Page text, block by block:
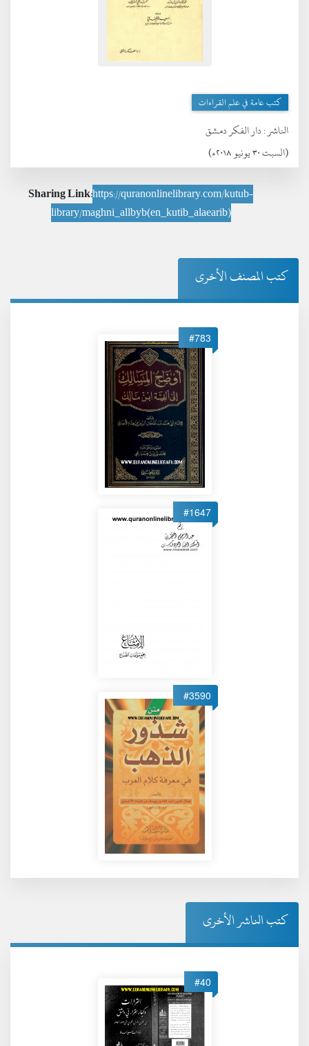
(السبت ٣٠ يونيو ٢٠١٨ء)
الناشر :دار الفكر دمشق
كتب عامة في علم القراءات
Sharing Link:https://quranonlinelibrary.com/kutub-
library/maghni_allbyb(en_kutib_alaearib)
كتب المصنف الأخرى
#783
#1647
#3590
كتب الناشر الأخرى
#40